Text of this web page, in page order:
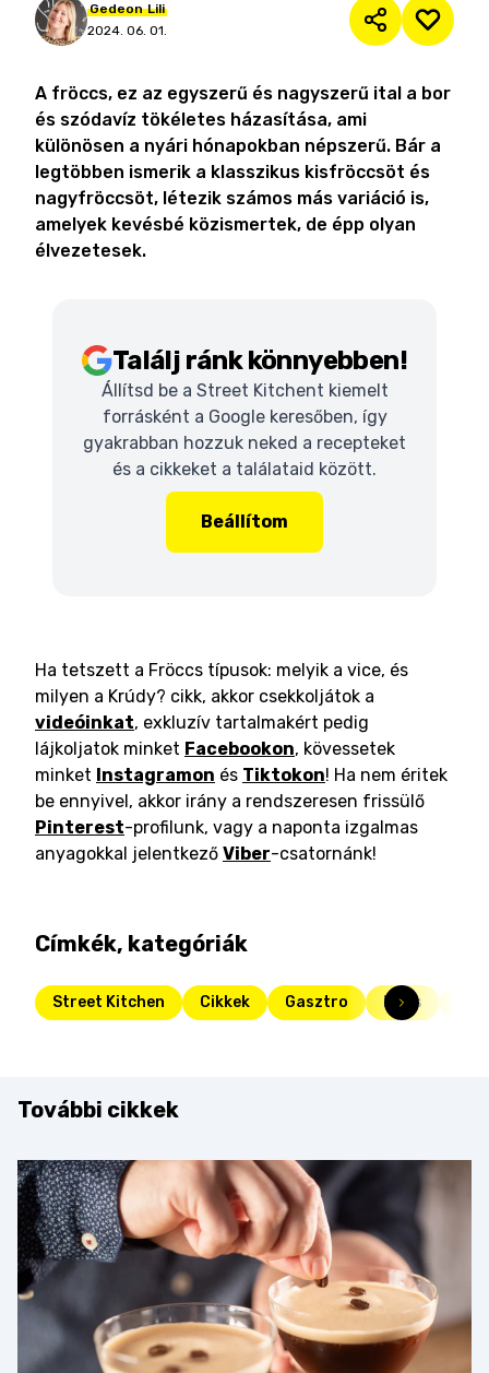
Gedeon Lili
2024. 06. 01.
A fröccs, ez az egyszerű és nagyszerű ital a bor
és szódavíz tökéletes házasítása, ami
különösen a nyári hónapokban népszerű. Bár a
legtöbben ismerik a klasszikus kisfröccsöt és
nagyfröccsöt, létezik számos más variáció is,
amelyek kevésbé közismertek, de épp olyan
élvezetesek.
Találj ránk könnyebben!
Állítsd be a Street Kitchent kiemelt
forrásként a Google keresőben, így
gyakrabban hozzuk neked a recepteket
és a cikkeket a találataid között.
Beállítom
Ha tetszett a Fröccs típusok: melyik a vice, és
milyen a Krúdy? cikk, akkor csekkoljátok a
videóinkat, exkluzív tartalmakért pedig
lájkoljatok minket Facebookon, kövessetek
minket Instagramon és Tiktokon! Ha nem éritek
be ennyivel, akkor irány a rendszeresen frissülő
Pinterest-profilunk, vagy a naponta izgalmas
anyagokkal jelentkező Viber-csatornánk!
Címkék, kategóriák
Street Kitchen Cikkek Gasztro Friss
További cikkek